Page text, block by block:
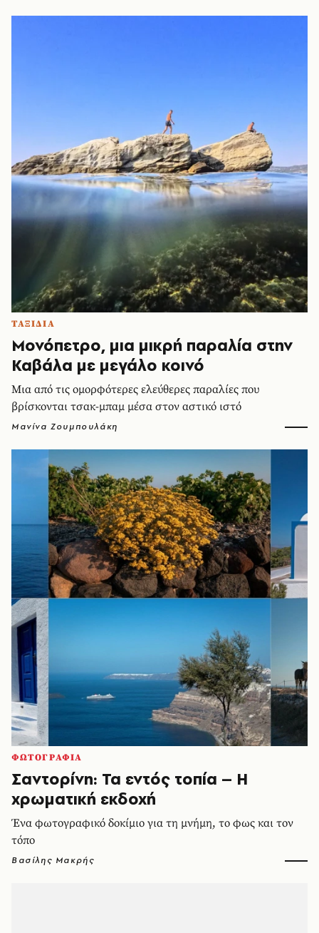
ΤΑΞΙΔΙΑ
Μονόπετρο, μια μικρή παραλία στην
Καβάλα με μεγάλο κοινό
Μια από τις ομορφότερες ελεύθερες παραλίες που
βρίσκονται τσακ-μπαμ μέσα στον αστικό ιστό
Μανίνα Ζουμπουλάκη
ΦΩΤΟΓΡΑΦΙΑ
Σαντορίνη: Τα εντός τοπία – Η
χρωματική εκδοχή
Ένα φωτογραφικό δοκίμιο για τη μνήμη, το φως και τον
τόπο
Βασίλης Μακρής